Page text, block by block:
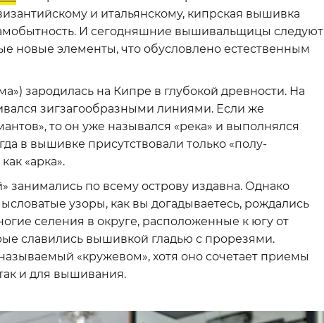
и итальянскому, кипрская вышивка
И сегодняшние вышивальщицы следуют
новые элементы, что обусловлено естественным
зародилась на Кипре в глубокой древности. На
зигзагообразными линиями. Если же
то он уже назывался «река» и выполнялся
в вышивке присутствовали только «полу-
«арка».
по всему острову издавна. Однако
узоры, как вы догадываетесь, рождались
селения в округе, расположенные к югу от
славились вышивкой гладью с прорезями.
«кружевом», хотя оно сочетает приемы
и для вышивания.